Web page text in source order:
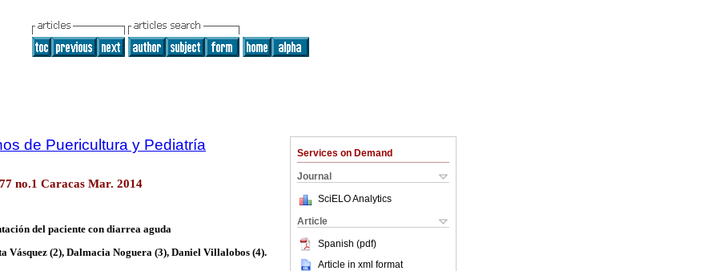
Services on Demand
Journal
SciELO Analytics
Article
Spanish (pdf)
Article in xml format
de Puericultura y Pediatría
no.1 Caracas Mar. 2014
del paciente con diarrea aguda
Vásquez (2), Dalmacia Noguera (3), Daniel Villalobos (4).